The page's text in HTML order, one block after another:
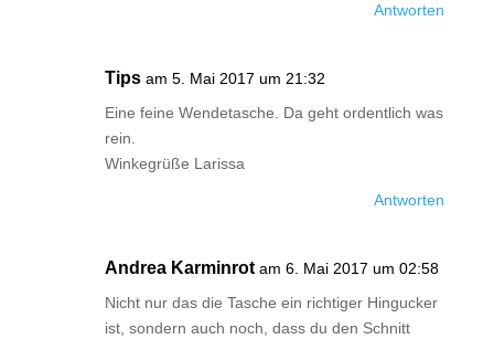
Antworten
Tips am 5. Mai 2017 um 21:32
Eine feine Wendetasche. Da geht ordentlich was
rein.
Winkegrüße Larissa
Antworten
Andrea Karminrot am 6. Mai 2017 um 02:58
Nicht nur das die Tasche ein richtiger Hingucker
ist, sondern auch noch, dass du den Schnitt